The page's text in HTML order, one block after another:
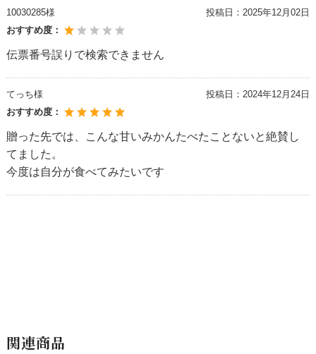
10030285様 投稿日： 2025年12月02日
おすすめ度：
伝票番号誤りで検索できません
てっち様 投稿日： 2024年12月24日
おすすめ度：
贈った先では、こんな甘いみかんたべたことないと絶賛し
てました。
今度は自分が食べてみたいです
関連商品